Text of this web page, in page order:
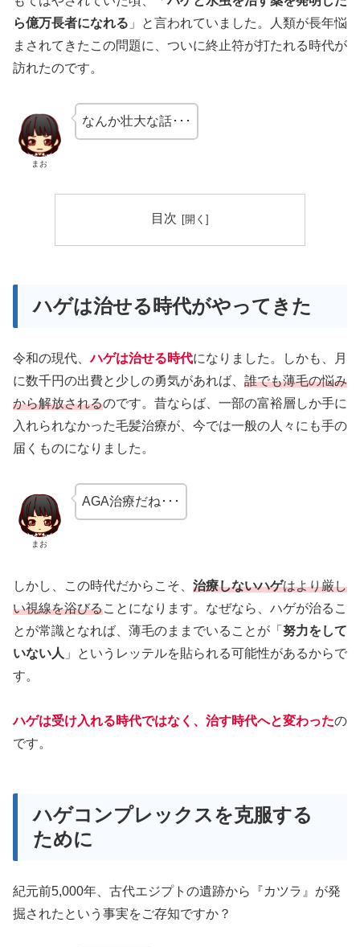
ら億万長者になれる 」と言われていました。人類が長年悩
まされてきたこの問題に、ついに終止符が打たれる時代が
訪れたのです。
まお
なんか壮大な話･･･
目次
ハゲは治せる時代がやってきた
令和の現代、ハゲは治せる時代になりました。しかも、月
に数千円の出費と少しの勇気があれば、 誰でも薄毛の悩み
から解放されるのです。昔ならば、一部の富裕層しか手に
入れられなかった毛髪治療が、今では一般の人々にも手の
届くものになりました。
まお
AGA治療だね･･･
しかし、この時代だからこそ、 治療しないハゲはより厳し
い視線を浴びることになります。なぜなら、ハゲが治るこ
とが常識となれば、薄毛のままでいることが「努力をして
いない人 」というレッテルを貼られる可能性があるからで
す。
ハゲは受け入れる時代ではなく、治す時代へと変わったの
です。
ハゲコンプレックスを克服する
ために
紀元前5,000年、古代エジプトの遺跡から『カツラ』が発
掘されたという事実をご存知ですか？